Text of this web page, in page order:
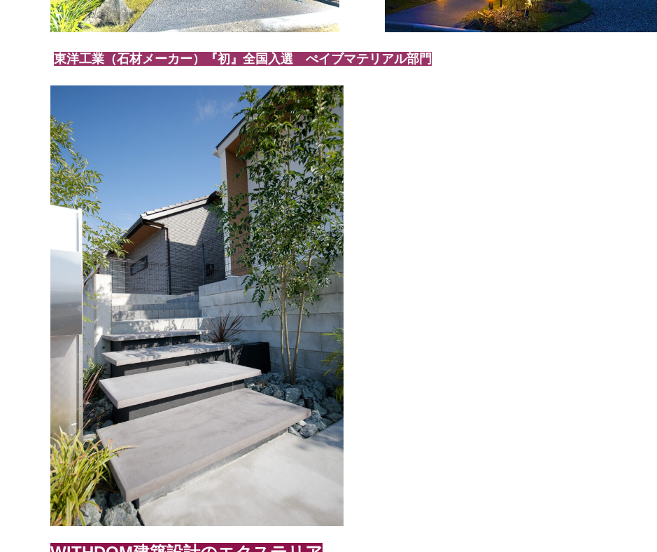
東洋工業（石材メーカー）『初』全国入選 ぺイブマテリアル部門